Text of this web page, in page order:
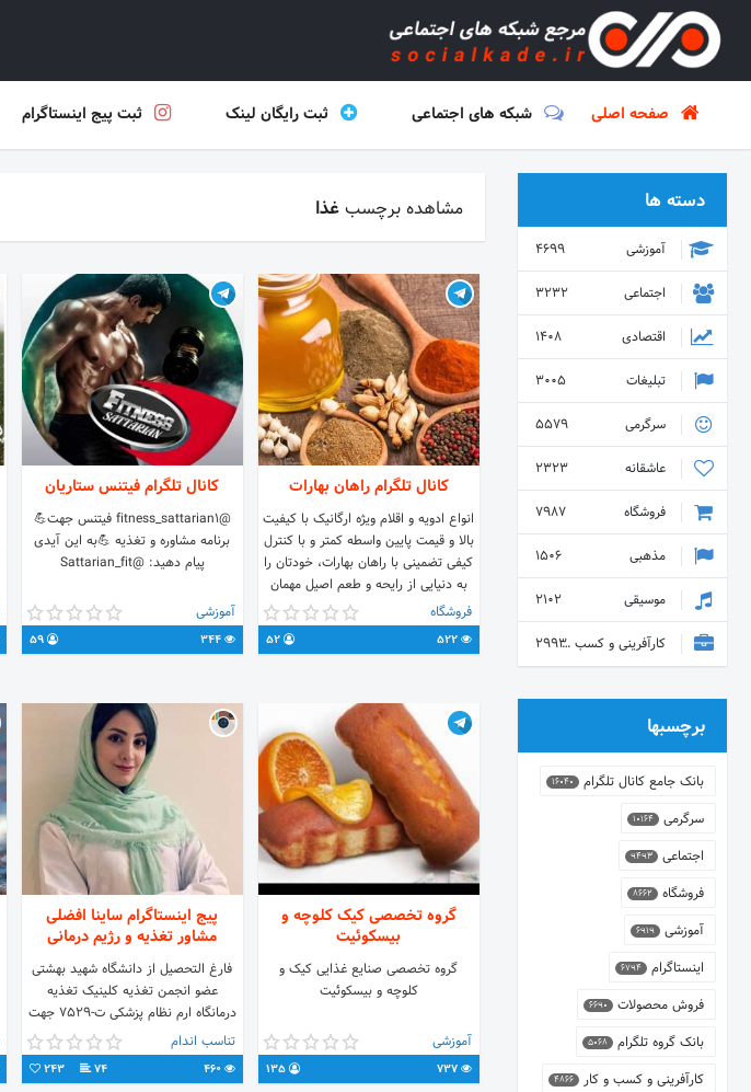
صفحه اصلی شبکه های اجتماعی ثبت رایگان لینک ثبت پیج اینستاگرام
مشاهده برچسب غذا
کانال تلگرام راهان بهارات
انواع ادویه و اقلام ویژه ارگانیک با کیفیت
بالا و قیمت پایین‌ واسطه کمتر و با کنترل
کیفی تضمینی با راهان بهارات، خودتان را
به دنیایی از رایحه و طعم اصیل مهمان
کنید.
فروشگاه
522
52
کانال تلگرام فیتنس ستاریان
@fitness_sattarian1 فیتنس جهت💪
برنامه مشاوره و تغذیه 💪به این آیدی
پیام دهید: @Sattarian_fit
آموزشی
344
59
گروه تخصصی کیک کلوچه و
بیسکوئیت
گروه تخصصی صنایع غذایی کیک و
کلوچه و بیسکوئیت
آموزشی
737
135
پیج اینستاگرام ساینا افضلی
مشاور تغذیه و رژیم درمانی
فارغ التحصیل از دانشگاه شهید بهشتی
عضو‌ انجمن تغذیه کلینیک تغذیه
درمانگاه ارم نظام پزشکی ت-۷۵۲۹ جهت
دریافت رژیم آنلاین👇🏻تناسب اندام
460
74
243
دسته ها
آموزشی
4699
اجتماعی
3232
اقتصادی
1408
تبلیغات
3005
سرگرمی
5579
عاشقانه
2323
فروشگاه
7987
مذهبی
1506
موسیقی
2102
کارآفرینی و کسب و کار 2993
برچسبها
بانک جامع کانال تلگرام 16040
سرگرمی 10164
اجتماعی 9493
فروشگاه 8662
آموزشی 6919
اینستاگرام 6794
فروش محصولات 6690
بانک گروه تلگرام 5068
کارآفرینی و کسب و کار 4866